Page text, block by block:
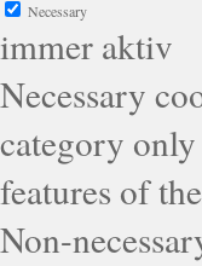
Necessary
immer aktiv
Necessary
category
features of
Non-